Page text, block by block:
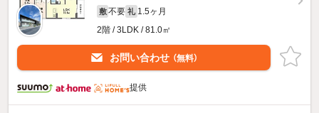
敷 不要 礼 1.5ヶ月
2階 / 3LDK / 81.0㎡
お問い合わせ （無料）
提供